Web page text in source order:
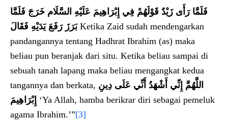
فَلَمَّا رَأَى زَيْدٌ قَوْلَهُمْ فِي إِبْرَاهِيمَ عَلَيْهِ السَّلَام خَرَجَ فَلَمَّا
بَرَزَ رَفَعَ يَدَيْهِ فَقَالَKetika Zaid sudah mendengarkan
pandangannya tentang Hadhrat Ibrahim (as) maka
beliau pun beranjak dari situ. Ketika beliau sampai di
sebuah tanah lapang maka beliau mengangkat kedua
tangannya dan berkata, اللَّهُمَّ إِنِّي أَشْهَدُ أَنِّي عَلَى دِينِ
إِبْرَاهِيمَ ‘Ya Allah, hamba berikrar diri sebagai pemeluk
agama Ibrahim.’”[3]